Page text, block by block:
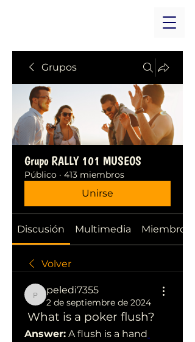
Grupos
Grupo RALLY 101 MUSEOS
Público · 413 miembros
Unirse
Discusión Multimedia Miembros
Volver
peledi7355
peledi7355
2 de septiembre de 2024
What is a poker flush?
Answer: A flush is a hand